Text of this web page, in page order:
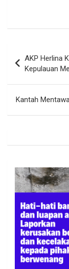
pos
AKP Herlina
Kepulauan
Kantah